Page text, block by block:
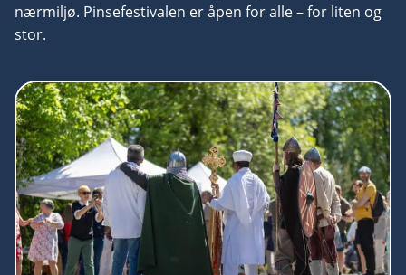
nærmiljø. Pinsefestivalen er åpen for alle – for liten og
stor.